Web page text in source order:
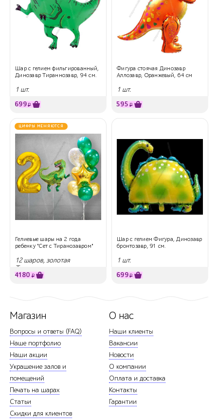
Шар с гелием фильгированный,
Динозавр Тираннозавр, 94 см.
1 шт.
699₽
Фигура стоячая Динозавр
Аллозавр, Оранжевый, 64 см
1 шт.
595 ₽
ЦИФРЫ МЕНЯЮТСЯ
Гелиевые шары на 2 года
ребенку "Сет с Тиранозавром"
12 шаров, золотая
Тиранозавр
4180 ₽
Шар с гелием Фигура, Динозавр
бронтозавр, 91 см.
1 шт.
699₽
Магазин
Вопросы и ответы (FAQ)
Наше портфолио
Наши акции
Украшение залов и
помещений
Печать на шарах
Статьи
Скидки для клиентов
О нас
Наши клиенты
Вакансии
Новости
О компании
Оплата и доставка
Контакты
Гарантии